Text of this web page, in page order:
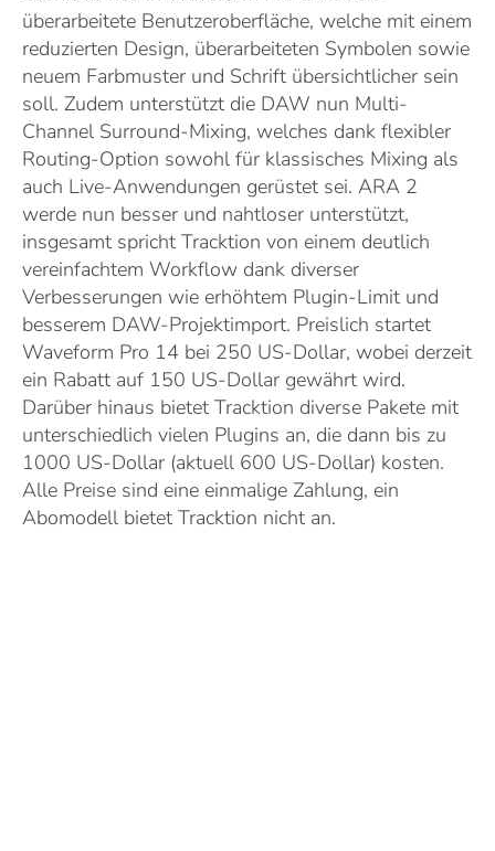
überarbeitete Benutzeroberfläche, welche mit einem
reduzierten Design, überarbeiteten Symbolen sowie
neuem Farbmuster und Schrift übersichtlicher sein
soll. Zudem unterstützt die DAW nun Multi-
Channel Surround-Mixing, welches dank flexibler
Routing-Option sowohl für klassisches Mixing als
auch Live-Anwendungen gerüstet sei. ARA 2
werde nun besser und nahtloser unterstützt,
insgesamt spricht Tracktion von einem deutlich
vereinfachtem Workflow dank diverser
Verbesserungen wie erhöhtem Plugin-Limit und
besserem DAW-Projektimport. Preislich startet
Waveform Pro 14 bei 250 US-Dollar, wobei derzeit
ein Rabatt auf 150 US-Dollar gewährt wird.
Darüber hinaus bietet Tracktion diverse Pakete mit
unterschiedlich vielen Plugins an, die dann bis zu
1000 US-Dollar (aktuell 600 US-Dollar) kosten.
Alle Preise sind eine einmalige Zahlung, ein
Abomodell bietet Tracktion nicht an.